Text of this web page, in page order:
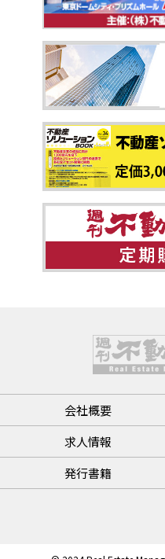
会社概要
求人情報
発行書籍